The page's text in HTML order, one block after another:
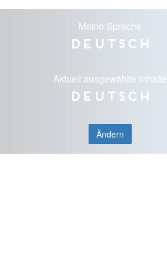
Meine Sprache
Deutsch
Aktuell ausgewählte Inhalte
Deutsch
Ändern